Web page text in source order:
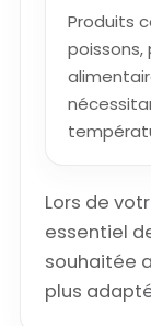
Produits
poissons,
Lors de
essentiel
souhaitée
plus